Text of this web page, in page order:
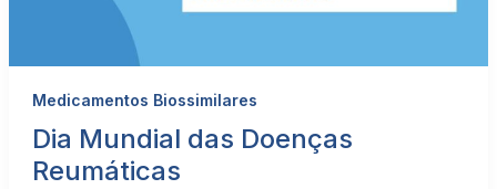
Medicamentos Biossimilares
Dia Mundial das Doenças
Reumáticas